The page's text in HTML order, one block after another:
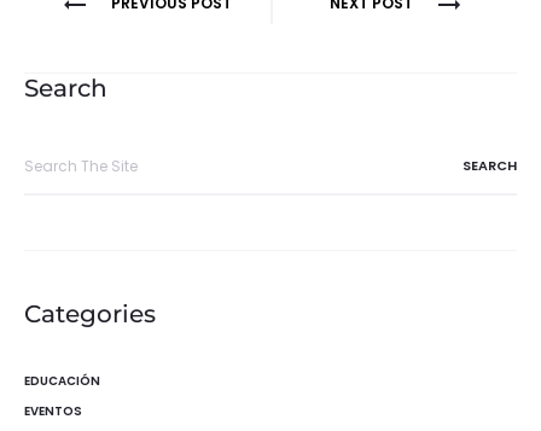
entradas
Search
Categories
EDUCACIÓN
EVENTOS